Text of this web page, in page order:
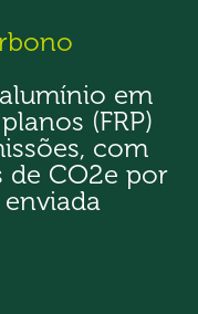
em
(FRP)
com
de CO2e por
enviada